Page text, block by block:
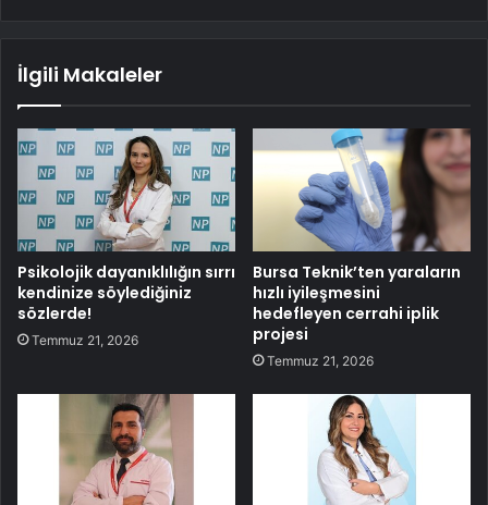
İlgili Makaleler
Psikolojik dayanıklılığın sırrı
kendinize söylediğiniz
sözlerde!
Temmuz 21, 2026
Bursa Teknik’ten yaraların
hızlı iyileşmesini
hedefleyen cerrahi iplik
projesi
Temmuz 21, 2026